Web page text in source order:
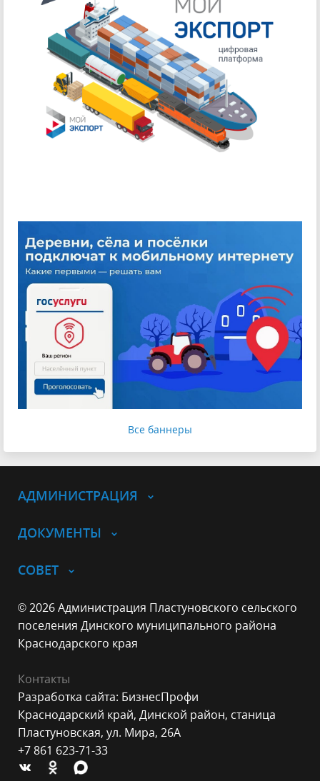
Все баннеры
АДМИНИСТРАЦИЯ
ДОКУМЕНТЫ
СОВЕТ
© 2026 Администрация Пластуновского сельского
поселения Динского муниципального района
Краснодарского края
Контакты
Разработка сайта: БизнесПрофи
Краснодарский край, Динской район, станица
Пластуновская, ул. Мира, 26А
+7 861 623-71-33